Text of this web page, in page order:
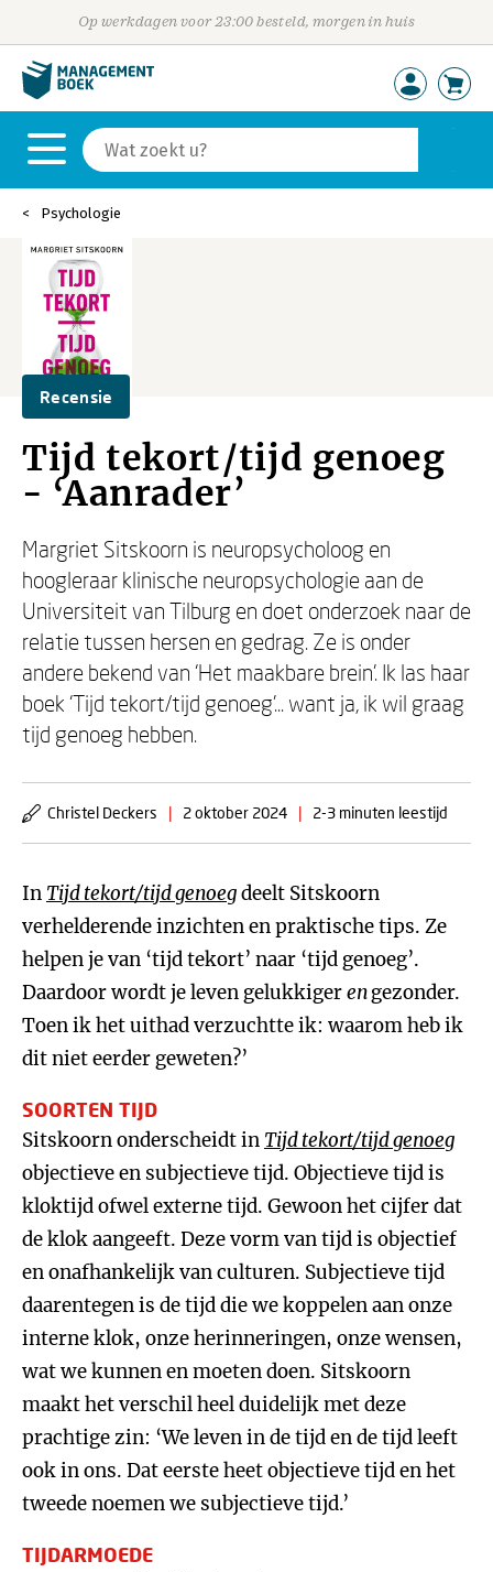
Op werkdagen voor 23:00 besteld, morgen in huis
Psychologie
Recensie
Tijd tekort/tijd genoeg
- ‘Aanrader’
Margriet Sitskoorn is neuropsycholoog en
hoogleraar klinische neuropsychologie aan de
Universiteit van Tilburg en doet onderzoek naar de
relatie tussen hersen en gedrag. Ze is onder
andere bekend van ‘Het maakbare brein’. Ik las haar
boek ‘Tijd tekort/tijd genoeg’... want ja, ik wil graag
tijd genoeg hebben.
Christel Deckers | 2 oktober 2024 | 2-3 minuten leestijd
In Tijd tekort/tijd genoegdeelt Sitskoorn
verhelderende inzichten en praktische tips. Ze
helpen je van ‘tijd tekort’ naar ‘tijd genoeg’.
Daardoor wordt je leven gelukkigerengezonder.
Toen ik het uithad verzuchtte ik: waarom heb ik
dit niet eerder geweten?’
SOORTEN TIJD
Sitskoorn onderscheidt in Tijd tekort/tijd genoeg
objectieve en subjectieve tijd. Objectieve tijd is
kloktijd ofwel externe tijd. Gewoon het cijfer dat
de klok aangeeft. Deze vorm van tijd is objectief
en onafhankelijk van culturen. Subjectieve tijd
daarentegen is de tijd die we koppelen aan onze
interne klok, onze herinneringen, onze wensen,
wat we kunnen en moeten doen. Sitskoorn
maakt het verschil heel duidelijk met deze
prachtige zin: ‘We leven in de tijd en de tijd leeft
ook in ons. Dat eerste heet objectieve tijd en het
tweede noemen we subjectieve tijd.’
TIJDARMOEDE